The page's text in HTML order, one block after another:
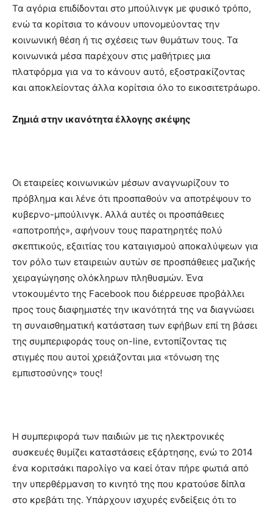
Τα αγόρια επιδίδονται στο μπούλινγκ με φυσικό τρόπο,
ενώ τα κορίτσια το κάνουν υπονομεύοντας την
κοινωνική θέση ή τις σχέσεις των θυμάτων τους. Τα
κοινωνικά μέσα παρέχουν στις μαθήτριες μια
πλατφόρμα για να το κάνουν αυτό, εξοστρακίζοντας
και αποκλείοντας άλλα κορίτσια όλο το εικοσιτετράωρο.
Ζημιά στην ικανότητα έλλογης σκέψης
Οι εταιρείες κοινωνικών μέσων αναγνωρίζουν το
πρόβλημα και λένε ότι προσπαθούν να αποτρέψουν το
κυβερνο-μπούλινγκ. Αλλά αυτές οι προσπάθειες
«αποτροπής», αφήνουν τους παρατηρητές πολύ
σκεπτικούς, εξαιτίας του καταιγισμού αποκαλύψεων για
τον ρόλο των εταιρειών αυτών σε προσπάθειες μαζικής
χειραγώγησης ολόκληρων πληθυσμών. Ένα
ντοκουμέντο της Facebook που διέρρευσε προβάλλει
προς τους διαφημιστές την ικανότητά της να διαγνώσει
τη συναισθηματική κατάσταση των εφήβων επί τη βάσει
της συμπεριφοράς τους on-line, εντοπίζοντας τις
στιγμές που αυτοί χρειάζονται μια «τόνωση της
εμπιστοσύνης» τους!
Η συμπεριφορά των παιδιών με τις ηλεκτρονικές
συσκευές θυμίζει καταστάσεις εξάρτησης, ενώ το 2014
ένα κοριτσάκι παρολίγο να καεί όταν πήρε φωτιά από
την υπερθέρμανση το κινητό της που κρατούσε δίπλα
στο κρεβάτι της. Υπάρχουν ισχυρές ενδείξεις ότι το